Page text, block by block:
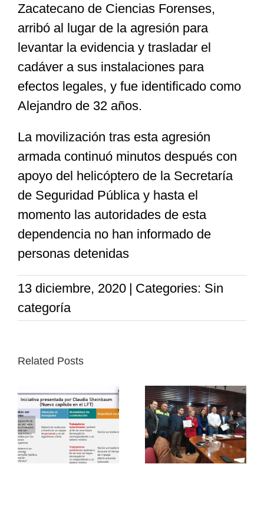
Zacatecano de Ciencias Forenses,
arribó al lugar de la agresión para
levantar la evidencia y trasladar el
cadáver a sus instalaciones para
efectos legales, y fue identificado como
Alejandro de 32 años.
La movilización tras esta agresión
armada continuó minutos después con
apoyo del helicóptero de la Secretaría
de Seguridad Pública y hasta el
momento las autoridades de esta
dependencia no han informado de
personas detenidas
13 diciembre, 2020 | Categories: Sin
categoría
Related Posts